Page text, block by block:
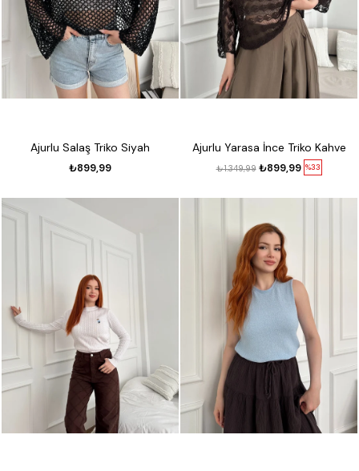
Ajurlu Salaş Triko Siyah
₺899,99
Ajurlu Yarasa İnce Triko Kahve
%33
₺899,99
₺1.349,99